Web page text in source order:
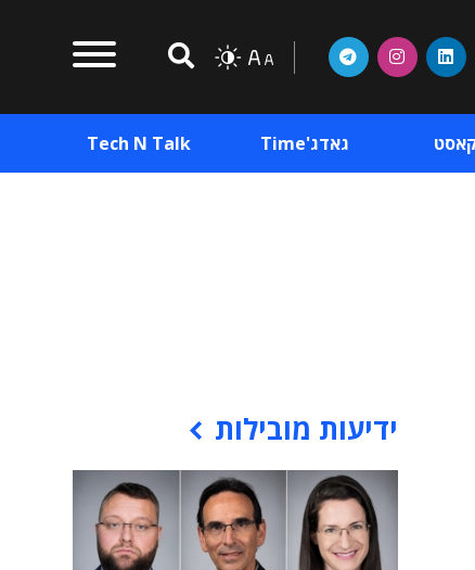
גאדג'Time Tech N Talk
ידיעות מובילות